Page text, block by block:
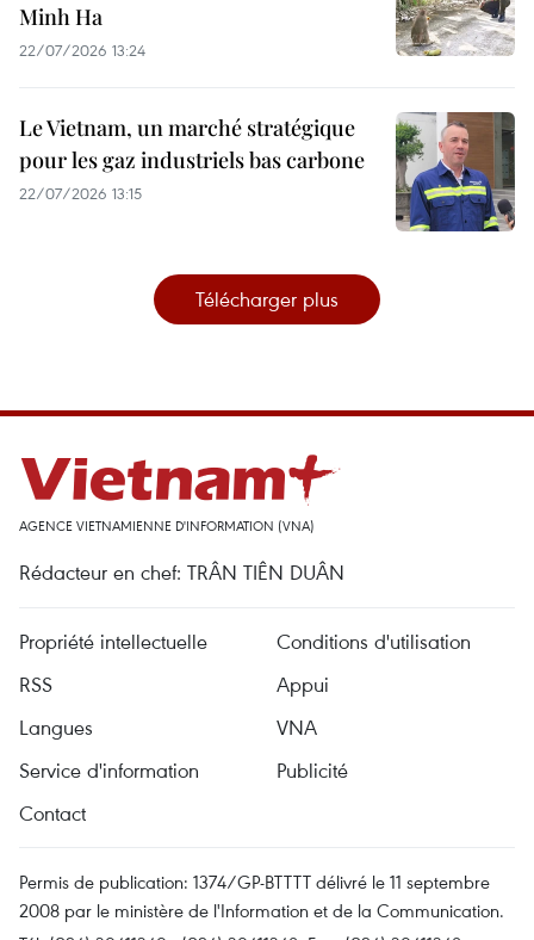
Minh Ha
22/07/2026 13:24
Le Vietnam, un marché stratégique
pour les gaz industriels bas carbone
22/07/2026 13:15
Télécharger plus
AGENCE VIETNAMIENNE D'INFORMATION (VNA)
Rédacteur en chef: TRÂN TIÊN DUÂN
Propriété intellectuelle
Conditions d'utilisation
RSS
Appui
Langues
VNA
Service d'information
Publicité
Contact
Permis de publication: 1374/GP-BTTTT délivré le 11 septembre
2008 par le ministère de l'Information et de la Communication.